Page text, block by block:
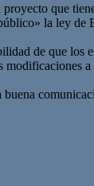
que
la ley de
de que los
modificaciones